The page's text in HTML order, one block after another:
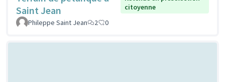
Saint Jean
citoyenne
Phileppe Saint Jean
2 0